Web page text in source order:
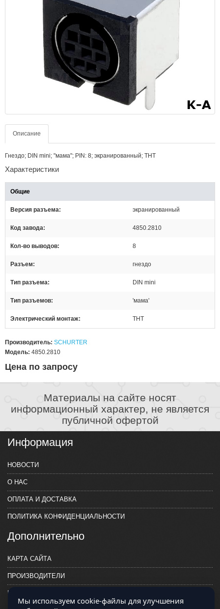
Описание
Гнездо; DIN mini; "мама"; PIN: 8; экранированный; THT
Характеристики
Общие
Версия разъема экранированный
Код завода 4850.2810
Кол-во выводов 8
Разъем гнездо
Тип разъема DIN mini
Тип разъемов 'мама'
Электрический монтаж THT
Производитель: SCHURTER
Модель: 4850.2810
Цена по запросу
Материалы на сайте носят
информационный характер, не является
публичной офертой
Информация
НОВОСТИ
О НАС
ОПЛАТА И ДОСТАВКА
ПОЛИТИКА КОНФИДЕНЦИАЛЬНОСТИ
Дополнительно
КАРТА САЙТА
ПРОИЗВОДИТЕЛИ
КОНТАКТЫ
Мы используем cookie-файлы для улучшения